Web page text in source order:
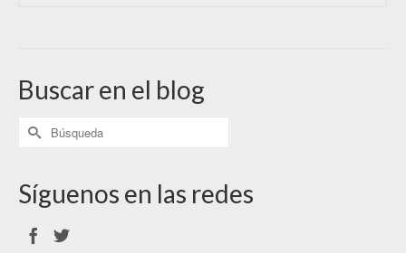
Buscar en el blog
Síguenos en las redes